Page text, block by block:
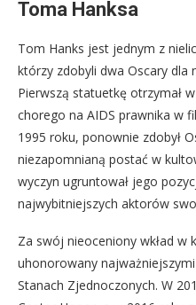
Toma Hanksa
Tom Hanks jest jednym z
którzy zdobyli dwa Oscary dla
Pierwszą statuetkę otrzymał
chorego na AIDS prawnika w
1995 roku, ponownie zdobył
niezapomnianą postać w
wyczyn ugruntował jego
najwybitniejszych aktorów
Za swój nieoceniony wkład w
uhonorowany
Stanach Zjednoczonych. W